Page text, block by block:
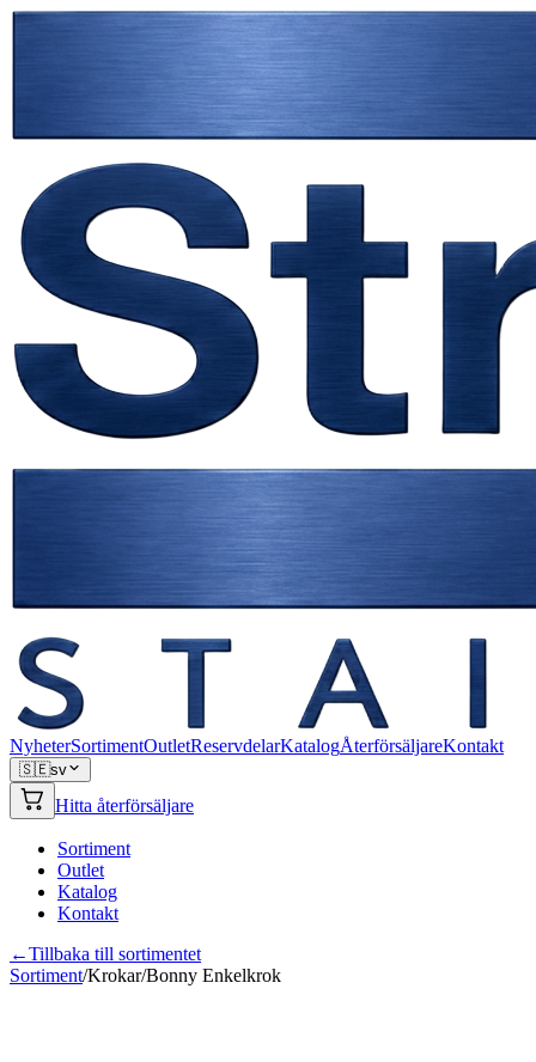
NyheterSortimentOutletReservdelarKatalogÅterförsäljareKontakt
🇸🇪sv
Hitta återförsäljare
Sortiment
Outlet
Katalog
Kontakt
←Tillbaka till sortimentet
Sortiment/Krokar/Bonny Enkelkrok